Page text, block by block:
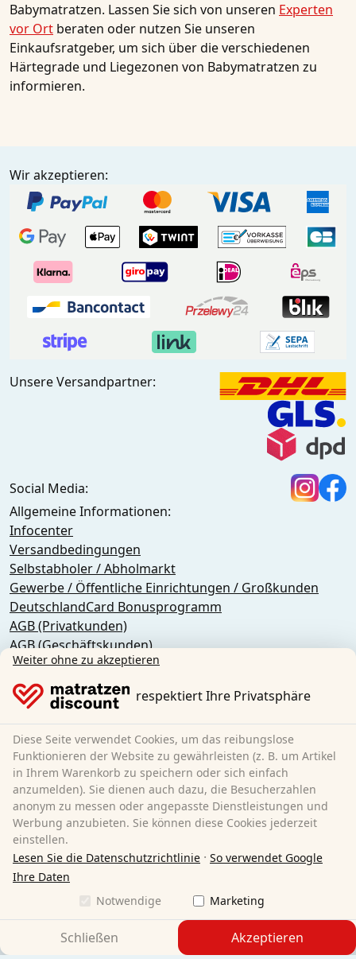
Babymatratzen. Lassen Sie sich von unseren Experten
vor Ort beraten oder nutzen Sie unseren
Einkaufsratgeber, um sich über die verschiedenen
Härtegrade und Liegezonen von Babymatratzen zu
informieren.
Wir akzeptieren:
Unsere Versandpartner:
Social Media:
Allgemeine Informationen:
Infocenter
Versandbedingungen
Selbstabholer / Abholmarkt
Gewerbe / Öffentliche Einrichtungen / Großkunden
DeutschlandCard Bonusprogramm
AGB (Privatkunden)
AGB (Geschäftskunden)
Datenschutz
Cookies
Widerrufsbelehrung
Impressum
Vertrag widerrufen
Sleezzz GmbH
Grebbener Str. 7
52525 Heinsberg
Deutschland
Telefon:+49 2452-9285830
E-Mail:customer-service@matratzen.discount
Alle Preise exkl. gesetzlicher MwSt.
Weiter ohne zu akzeptieren
respektiert Ihre Privatsphäre
Diese Seite verwendet Cookies, um das reibungslose
Funktionieren der Website zu gewährleisten (z. B. um Artikel
in Ihrem Warenkorb zu speichern oder sich einfach
anzumelden). Sie dienen auch dazu, die Besucherzahlen
anonym zu messen oder angepasste Dienstleistungen und
Werbung anzubieten. Sie können diese Cookies jederzeit
einstellen.
Lesen Sie die Datenschutzrichtlinie · So verwendet Google
Ihre Daten
Notwendige
Marketing
Schließen Akzeptieren